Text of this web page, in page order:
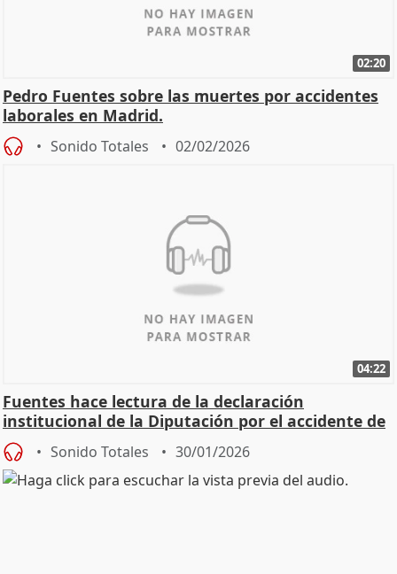
02:20
Pedro Fuentes sobre las muertes por accidentes
laborales en Madrid.
Sonido Totales 02/02/2026
04:22
Fuentes hace lectura de la declaración
institucional de la Diputación por el accidente de
Adamuz
Sonido Totales 30/01/2026